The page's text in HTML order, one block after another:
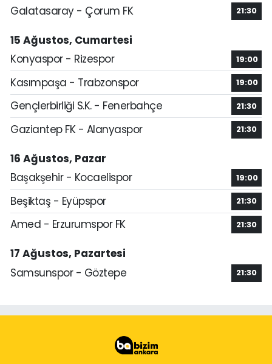
Galatasaray - Çorum FK
21:30
15 Ağustos, Cumartesi
Konyaspor - Rizespor
19:00
Kasımpaşa - Trabzonspor 19:00
Gençlerbirliği S.K. - Fenerbahçe 21:30
Gaziantep FK - Alanyaspor 21:30
16 Ağustos, Pazar
Başakşehir - Kocaelispor
19:00
Beşiktaş - Eyüpspor 21:30
Amed - Erzurumspor FK 21:30
17 Ağustos, Pazartesi
Samsunspor - Göztepe
21:30